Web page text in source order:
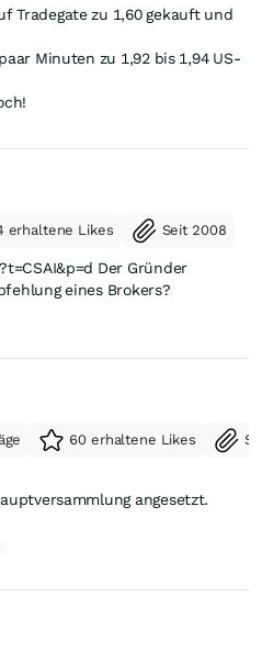
Tradegate zu 1,60 gekauft und
Minuten zu 1,92 bis 1,94 US-
erhaltene Likes Seit 2008
Der Gründer
60 erhaltene Likes
angesetzt.